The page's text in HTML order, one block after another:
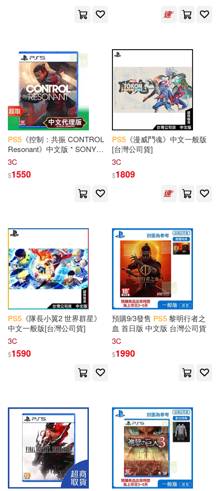
PS5 《控制：共振 CONTROL
Resonant》中文版 * SONY
Playstation
3C
$1550
PS5 《漫威鬥魂》中文一般版
[台灣公司貨]
3C
$1809
PS5 《隊長小翼2 世界群星》
中文一般版[台灣公司貨]
3C
$1590
預購9/3發售 PS5黎明行者之
血 首日版 中文版 台灣公司貨
3C
$1990